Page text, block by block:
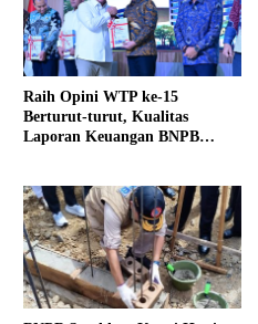
Raih Opini WTP ke-15
Berturut-turut, Kualitas
Laporan Keuangan BNPB